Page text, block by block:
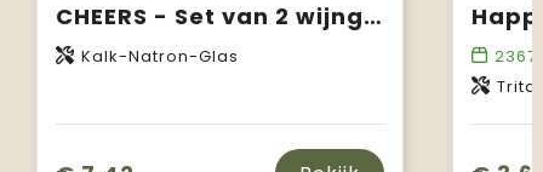
CHEERS - Set van 2 wijnglazen
Kalk-Natron-Glas 2367